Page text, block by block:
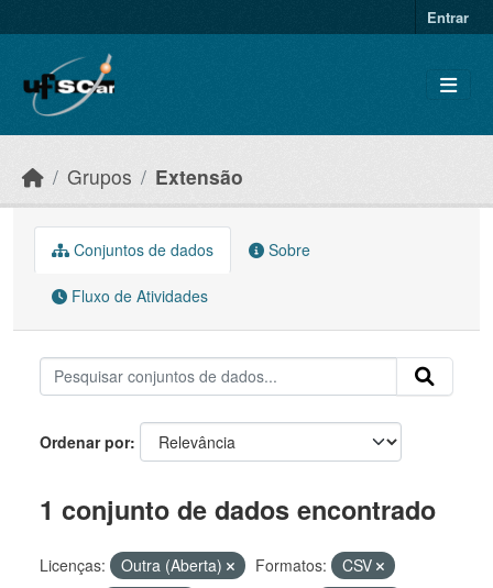
Entrar
Grupos Extensão
Conjuntos de dados Sobre
Fluxo de Atividades
Ordenar por
1 conjunto de dados encontrado
Licenças: Outra (Aberta) Formatos:
CSV